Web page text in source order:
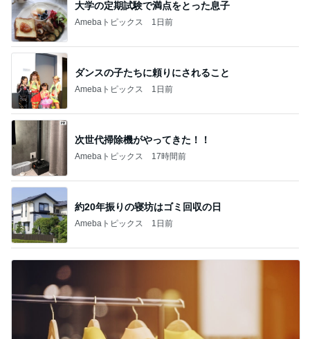
大学の定期試験で満点をとった息子
Amebaトピックス 1日前
ダンスの子たちに頼りにされること
Amebaトピックス 1日前
次世代掃除機がやってきた！！
Amebaトピックス 17時間前
約20年振りの寝坊はゴミ回収の日
Amebaトピックス 1日前